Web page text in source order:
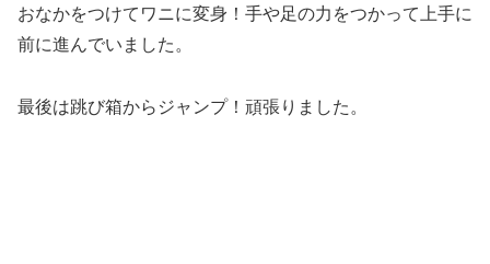
おなかをつけてワニに変身！手や足の力をつかって上手に
前に進んでいました。
最後は跳び箱からジャンプ！頑張りました。